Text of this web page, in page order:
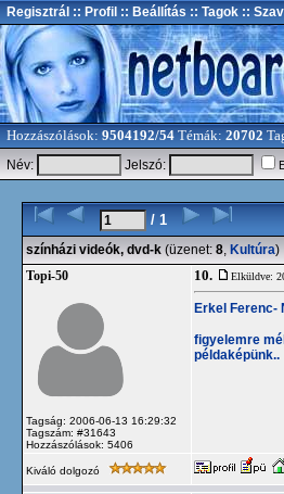
Regisztrál :: Profil :: Beállítás :: Tagok ::
Hozzászólások: 9504192/54 Témák: 20702
Név:
Jelszó:
/ 1
színházi videók, dvd-k (üzenet: 8, Kultúra)
Topi-50
Tagság: 2006-06-13 16:29:32
Tagszám: #31643
Hozzászólások: 5406
10. Elküldve:
Erkel Ferenc-
figyelemre
példaképünk..
Kiváló dolgozó